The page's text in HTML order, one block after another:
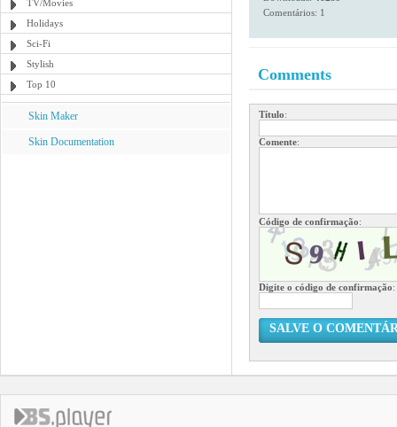
TV/Movies
Holidays
Sci-Fi
Stylish
Top 10
Skin Maker
Skin Documentation
Comentários: 1
Comments
Título:
Comente:
Código de confirmação:
Digite o código de confirmação:
SALVE O